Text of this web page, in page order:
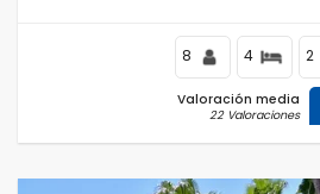
8 4 2
Valoración media
22 Valoraciones